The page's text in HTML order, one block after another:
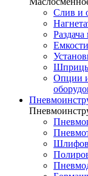
Слив и
Раздача
Шприцы
Опции и